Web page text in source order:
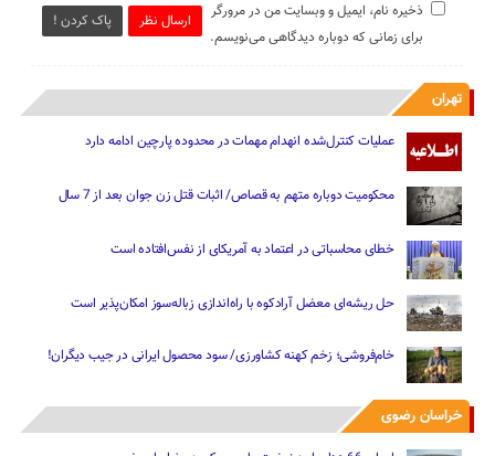
ارسال نظر پاک کردن !
ذخیره نام، ایمیل و وبسایت من در مرورگر
برای زمانی که دوباره دیدگاهی می‌نویسم.
تهران
عملیات کنترل‌شده انهدام مهمات در محدوده پارچین ادامه دارد
محکومیت دوباره متهم به قصاص/ اثبات قتل زن جوان بعد از 7 سال
خطای محاسباتی در اعتماد به آمریکای از نفس‌افتاده است
حل ریشه‌ای معضل آرادکوه با راه‌اندازی زباله‌سوز امکان‌پذیر است
خام‌فروشی؛ زخم کهنه کشاورزی/ سود محصول ایرانی در جیب دیگران!
خراسان رضوی